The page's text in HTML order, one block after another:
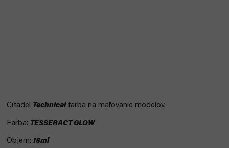
Citadel Technicalfarba na maľovanie modelov.
Farba: TESSERACT GLOW
Objem: 18ml